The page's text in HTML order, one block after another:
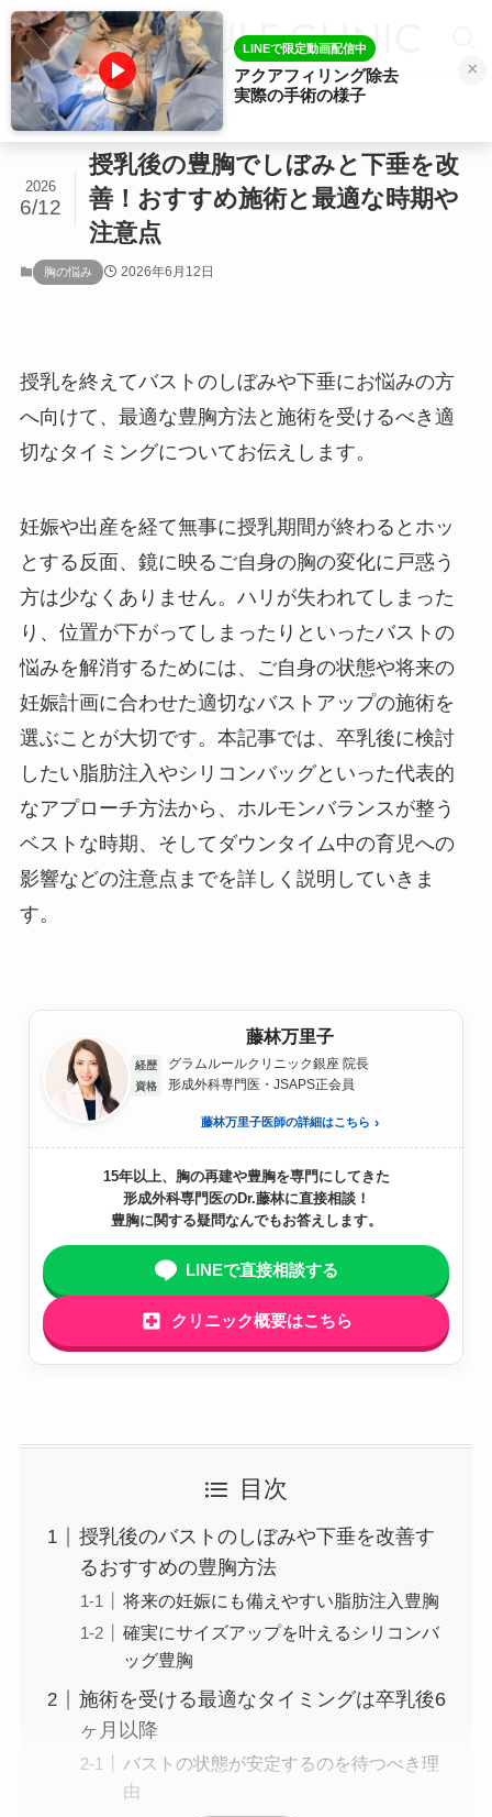
ホーム 胸の悩み
授乳後の豊胸でしぼみと下垂を改
善！おすすめ施術と最適な時期や
注意点
2026
6/12
胸の悩み 2026年6月12日
授乳を終えてバストのしぼみや下垂にお悩みの方
へ向けて、最適な豊胸方法と施術を受けるべき適
切なタイミングについてお伝えします。
妊娠や出産を経て無事に授乳期間が終わるとホッ
とする反面、鏡に映るご自身の胸の変化に戸惑う
方は少なくありません。ハリが失われてしまった
り、位置が下がってしまったりといったバストの
悩みを解消するためには、ご自身の状態や将来の
妊娠計画に合わせた適切なバストアップの施術を
選ぶことが大切です。本記事では、卒乳後に検討
したい脂肪注入やシリコンバッグといった代表的
なアプローチ方法から、ホルモンバランスが整う
ベストな時期、そしてダウンタイム中の育児への
影響などの注意点までを詳しく説明していきま
す。
藤林万里子
経歴 グラムルールクリニック銀座 院長
資格 形成外科専門医・JSAPS正会員
藤林万里子医師の詳細はこちら
15年以上、胸の再建や豊胸を専門にしてきた
形成外科専門医のDr.藤林に直接相談！
豊胸に関する疑問なんでもお答えします。
LINEで直接相談する
クリニック概要はこちら
目次
授乳後のバストのしぼみや下垂を改善す
るおすすめの豊胸方法
将来の妊娠にも備えやすい脂肪注入豊胸
確実にサイズアップを叶えるシリコンバ
ッグ豊胸
施術を受ける最適なタイミングは卒乳後6
ヶ月以降
バストの状態が安定するのを待つべき理
由
×
LINEで限定動画配信中
アクアフィリング除去
実際の手術の様子